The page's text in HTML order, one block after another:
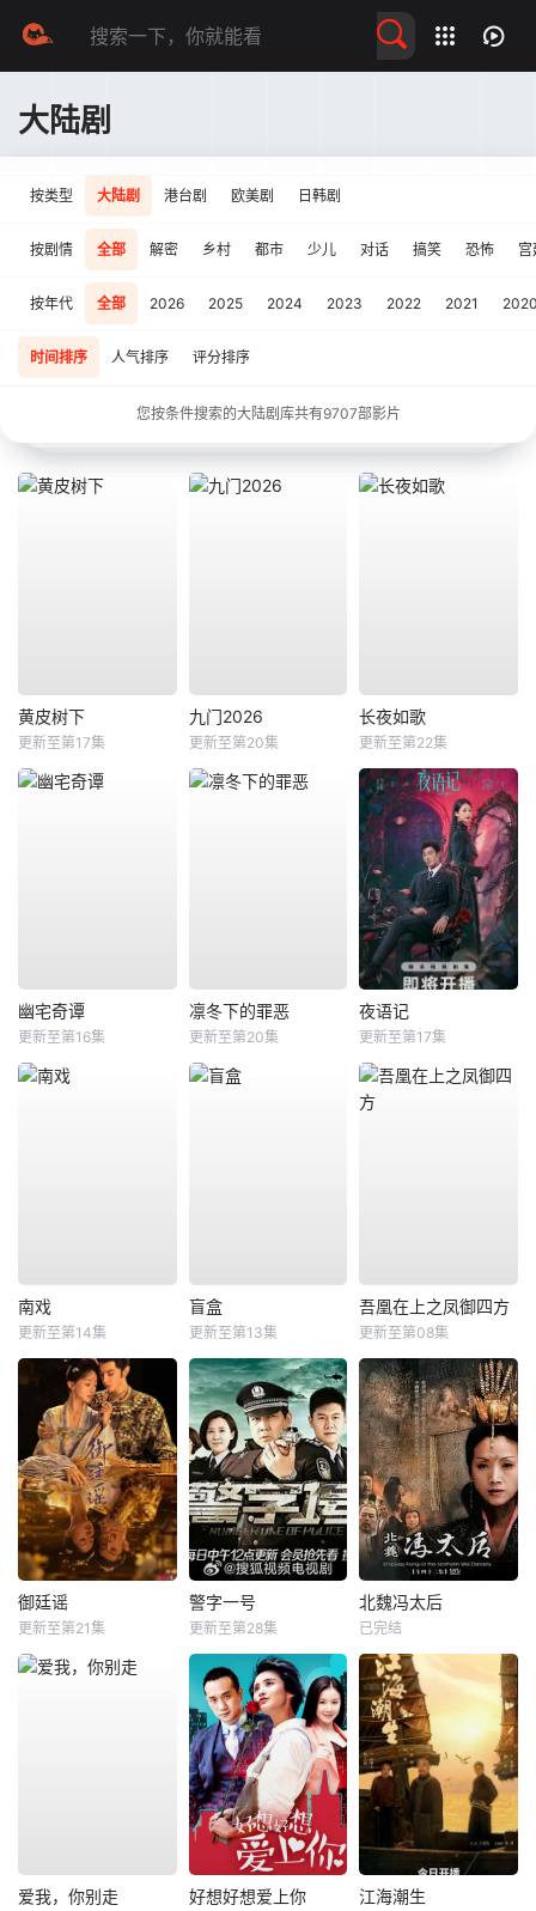
大陆剧
按类型 大陆剧 港台剧 欧美剧 日韩剧
按剧情 全部 解密 乡村 都市 少儿 对话 搞笑 恐怖 宫
按年代 全部 2026 2025 2024 2023 2022 2021
时间排序 人气排序 评分排序
您按条件搜索的大陆剧库共有9707部影片
黄皮树下
更新至第17集
九门2026
更新至第20集
长夜如歌
更新至第22集
幽宅奇谭
更新至第16集
凛冬下的罪恶
更新至第20集
夜语记
更新至第17集
南戏
更新至第14集
盲盒
更新至第13集
吾凰在上之凤御四方
更新至第08集
御廷谣
更新至第21集
警字一号
更新至第28集
北魏冯太后
已完结
爱我，你别走 好想好想爱上你 江海潮生